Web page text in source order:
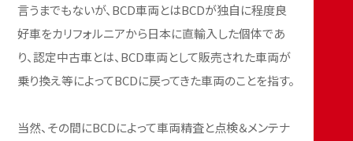
言うまでもないが、BCD車両とはBCDが独自に程度良
好車をカリフォルニアから日本に直輸入した個体であ
り、認定中古車とは、BCD車両として販売された車両が
乗り換え等によってBCDに戻ってきた車両のことを指す。
当然、その間にBCDによって車両精査と点検＆メンテナ